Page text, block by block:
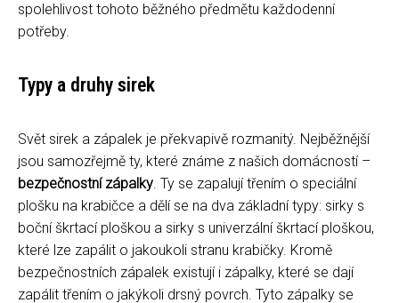
spolehlivost tohoto běžného předmětu každodenní
potřeby.
Typy a druhy sirek
Svět sirek a zápalek je překvapivě rozmanitý. Nejběžnější
jsou samozřejmě ty, které známe z našich domácností –
bezpečnostní zápalky. Ty se zapalují třením o speciální
plošku na krabičce a dělí se na dva základní typy: sirky s
boční škrtací ploškou a sirky s univerzální škrtací ploškou,
které lze zapálit o jakoukoli stranu krabičky. Kromě
bezpečnostních zápalek existují i zápalky, které se dají
zapálit třením o jakýkoli drsný povrch. Tyto zápalky se